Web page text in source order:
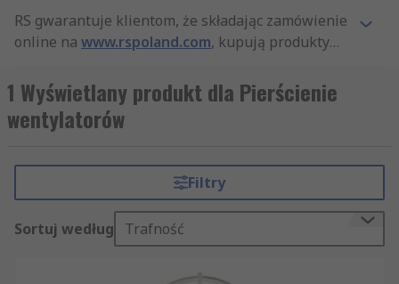
RS gwarantuje klientom, że składając zamówienie
online na www.rspoland.com, kupują produkty
standardy bezpieczeństwa. Nasza firma słynie też
z profesjonalnej obsługi klienta. Dzięki
szerokiemu asortymentowi produktów z
innych artykułów z działów Części i akcesoria do
wentylatorów i HVAC, Wentylatory i systemy
zarządzania ciepłem, jesteśmy najlepiej
zaopatrzonym dystrybutorem na rynku.
zamówione produkty z kategorii Pierścienie
1 Wyświetlany produkt dla Pierścienie
wentylatorów
Filtry
Sortuj według Trafność